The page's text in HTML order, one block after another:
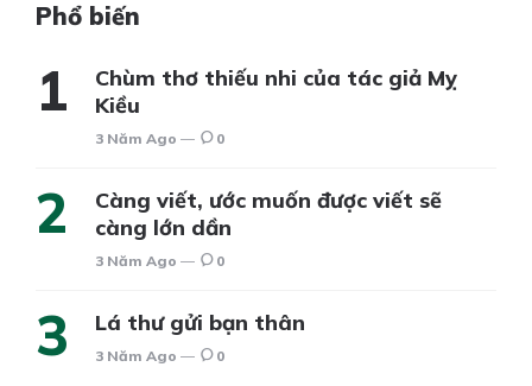
Phổ biến
Chùm thơ thiếu nhi của tác giả Mỵ
Kiều
3 Năm Ago 0
Càng viết, ước muốn được viết sẽ
càng lớn dần
3 Năm Ago 0
Lá thư gửi bạn thân
3 Năm Ago 0